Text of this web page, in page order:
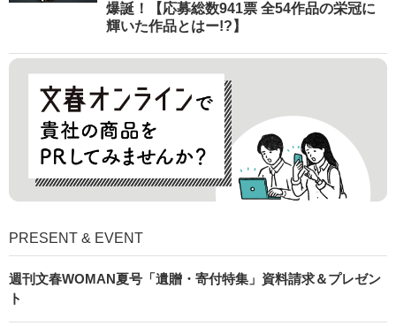
爆誕！【応募総数941票 全54作品の栄冠に
輝いた作品とはー!?】
PRESENT & EVENT
週刊文春WOMAN夏号「遺贈・寄付特集」資料請求＆プレゼン
ト